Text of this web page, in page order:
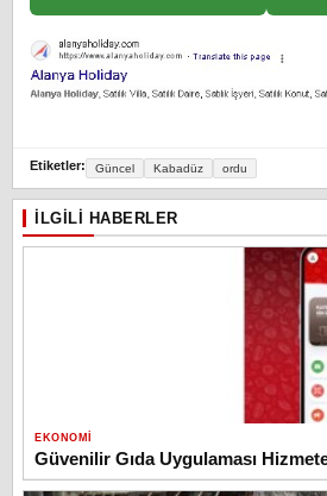
Etiketler: Güncel Kabadüz ordu
İLGILI HABERLER
EKONOMI
Güvenilir Gıda Uygulaması